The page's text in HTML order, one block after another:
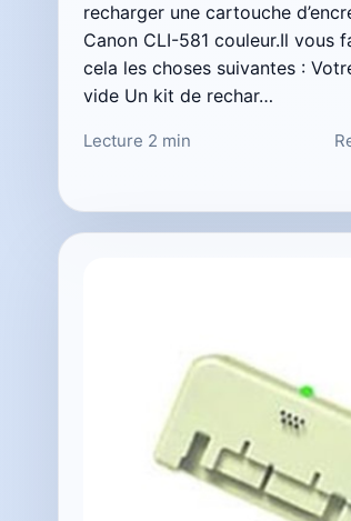
recharger une cartouche
Canon CLI-581 couleur.Il vous
cela les choses suivantes :
vide Un kit de rechar…
Lecture 2 min